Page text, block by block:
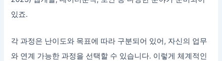
있죠.
각 과정은 난이도와 목표에 따라 구분되어 있어, 자신의 업무
와 연계 가능한 과정을 선택할 수 있습니다. 이렇게 체계적인